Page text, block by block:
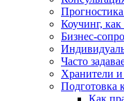
Коучинг,
Бизнес-
Часто
Хранители
Как